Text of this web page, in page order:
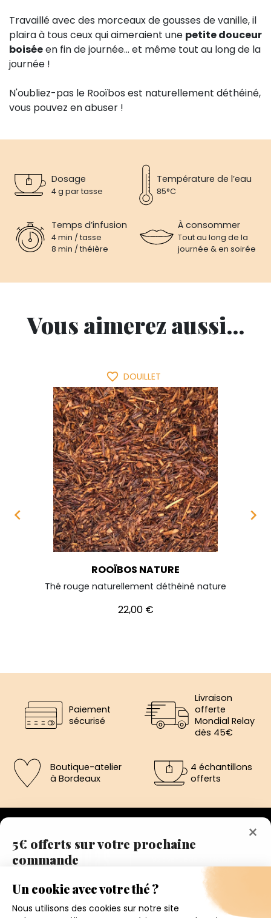
Travaillé avec des morceaux de gousses de vanille, il
plaira à tous ceux qui aimeraient une petite douceur
boiséeen fin de journée... et même tout au long de la
journée !
N'oubliez-pas le Rooïbos est naturellement déthéiné,
vous pouvez en abuser !
Dosage
4 g par tasse
Température de l’eau
85°C
Temps d’infusion
4 min / tasse
8 min / théière
À consommer
Tout au long de la
journée & en soirée
Vous aimerez aussi...

favorite_border DOUILLET
ROOÏBOS NATURE
Thé rouge naturellement déthéiné nature
Prix
22,00 €

Paiement
sécurisé
Livraison
offerte
Mondial Relay
dès 45€
Boutique-atelier
à Bordeaux
4 échantillons
offerts
Du lundi au vendredi de 12h à 19h
×
5€ offerts sur votre prochaine
commande
Inscrivez vous a notre newsletter et recevez
immédiatement un bon de réduction de 5€.